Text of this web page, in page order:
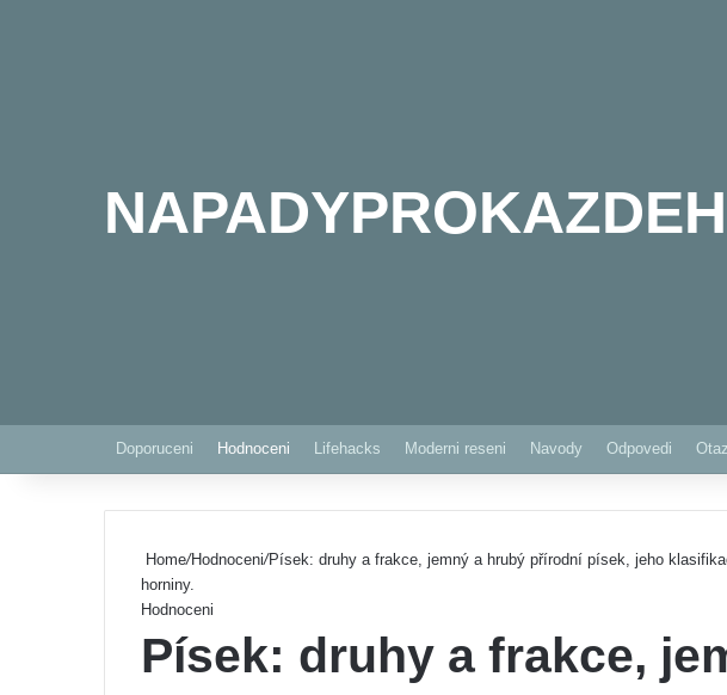
Doporuceni Hodnoceni Lifehacks Moderni reseni Navody Odpovedi
Home/Hodnoceni/Písek: druhy a frakce, jemný a hrubý přírodní písek, jeho
horniny.
Hodnoceni
Písek: druhy a frakce,